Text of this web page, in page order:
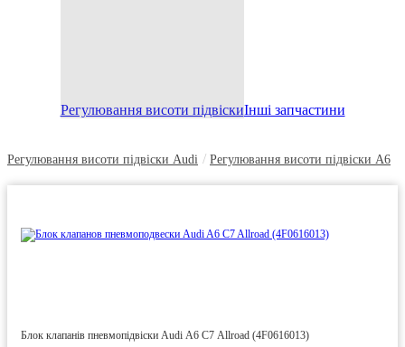
Регулювання висоти підвіскиІнші запчастини
Регулювання висоти підвіски Audi / Регулювання висоти підвіски A6
Блок клапанів пневмопідвіски Audi A6 C7 Allroad (4F0616013)